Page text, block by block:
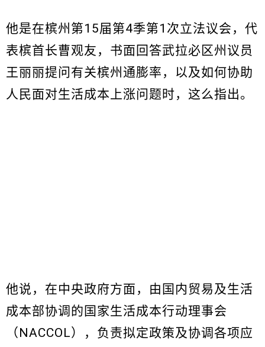
他是在槟州第15届第4季第1次立法议会，代
表槟首长曹观友，书面回答武拉必区州议员
王丽丽提问有关槟州通膨率，以及如何协助
人民面对生活成本上涨问题时，这么指出。
他说，在中央政府方面，由国内贸易及生活
成本部协调的国家生活成本行动理事会
（NACCOL），负责拟定政策及协调各项应